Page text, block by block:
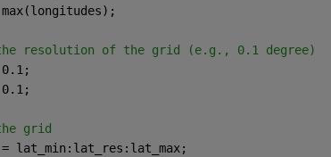
max(longitudes);
resolution of the grid (e.g., 0.1 degree)
grid
= lat_min:lat_res:lat_max;